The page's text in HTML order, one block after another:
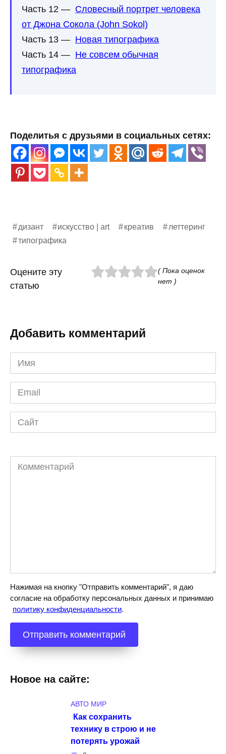
Часть 12 — Словесный портрет человека
от Джона Сокола (John Sokol)
Часть 13 — Новая типографика
Часть 14 — Не совсем обычная
типографика
Поделитья с друзьями в социальных сетях:
дизант искусство | art креатив
леттеринг
типографика
Оцените эту
статью
( Пока оценок
нет )
Добавить комментарий
Имя
*
Email
*
Сайт
Комментарий
Нажимая на кнопку "Отправить комментарий", я даю
согласие на обработку персональных данных и принимаю
политику конфиденциальности.
Новое на сайте:
АВТО МИР
Как сохранить
технику в строю и не
потерять урожай